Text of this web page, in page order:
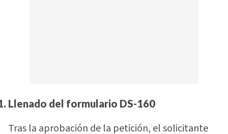
Llenado del formulario DS-160
Tras la aprobación de la petición, el solicitante